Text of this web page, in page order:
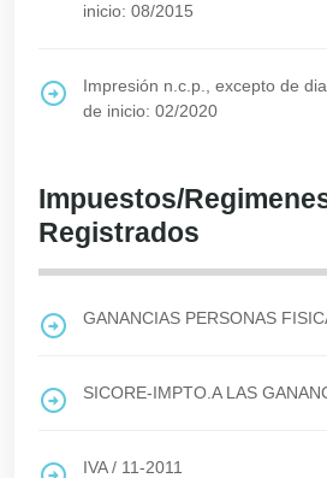
inicio: 08/2015
Impresión n.c.p., excepto de
de inicio: 02/2020
Impuestos/
Registrados
GANANCIAS PERSONAS
SICORE-IMPTO.A LAS
IVA/ 11-2011